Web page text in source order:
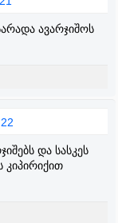
ავარჯიშოს
22
და სასკეს
კიპირიქით